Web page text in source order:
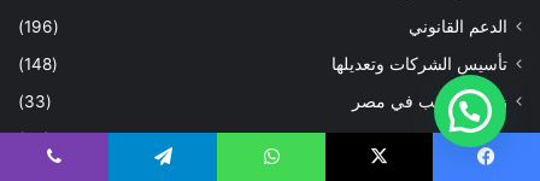
الدعم القانوني
(196)
تأسيس الشركات وتعديلها
(148)
زواج الاجانب في مصر
(33)
صياغة العقود
(20)